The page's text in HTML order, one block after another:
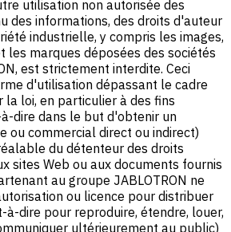
utilisation non autorisée des
des informations, des droits d'auteur
industrielle, y compris les images,
les marques déposées des sociétés
est strictement interdite. Ceci
d'utilisation dépassant le cadre
la loi, en particulier à des fins
dire dans le but d'obtenir un
ou commercial direct ou indirect)
du détenteur des droits
sites Web ou aux documents fournis
au groupe JABLOTRON ne
ou licence pour distribuer
dire pour reproduire, étendre, louer,
ultérieurement au public)